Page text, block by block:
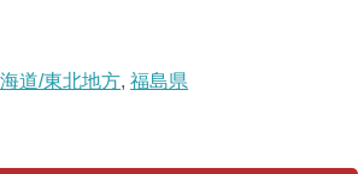
道/東北地方,福島県